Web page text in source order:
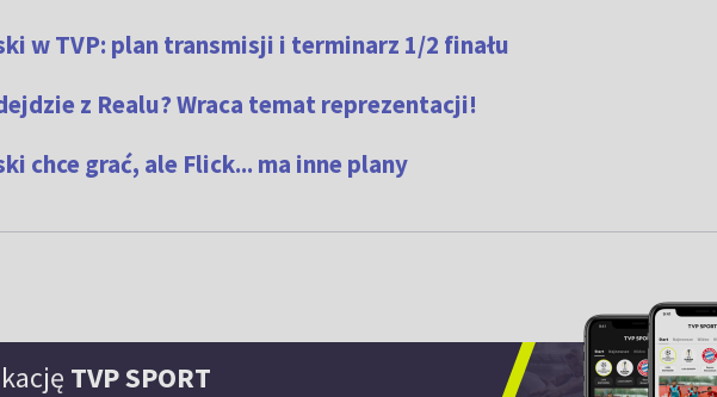
w TVP: plan transmisji i terminarz 1/2 finału
z Realu? Wraca temat reprezentacji!
chce grać, ale Flick... ma inne plany
TVP SPORT